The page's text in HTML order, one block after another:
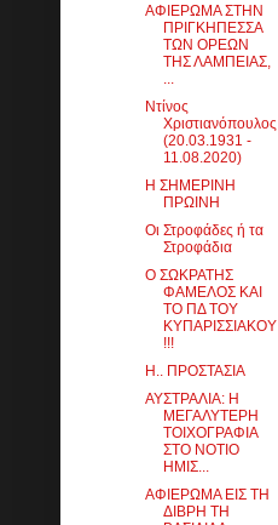
AΦΙΕΡΩΜΑ ΣΤΗΝ
ΠΡΙΓΚΗΠΕΣΣΑ
ΤΩΝ ΟΡΕΩΝ
ΤΗΣ ΛΑΜΠΕΙΑΣ,
...
Ντίνος
Χριστιανόπουλος
(20.03.1931 -
11.08.2020)
Η ΣΗΜΕΡΙΝΗ
ΠΡΩΙΝΗ
Οι Στροφάδες ή τα
Στροφάδια
Ο ΣΩΚΡΑΤΗΣ
ΦΑΜΕΛΟΣ ΚΑΙ
ΤΟ ΠΔ ΤΟΥ
ΚΥΠΑΡΙΣΣΙΑΚΟΥ
!!!
Η.. ΠΡΟΣΤΑΣΙΑ
ΑΥΣΤΡΑΛΙΑ: Η
ΜΕΓΑΛΥΤΕΡΗ
ΤΟΙΧΟΓΡΑΦΙΑ
ΣΤΟ ΝΟΤΙΟ
ΗΜΙΣ...
ΑΦΙΕΡΩΜΑ ΕΙΣ ΤΗ
ΔΙΒΡΗ ΤΗ